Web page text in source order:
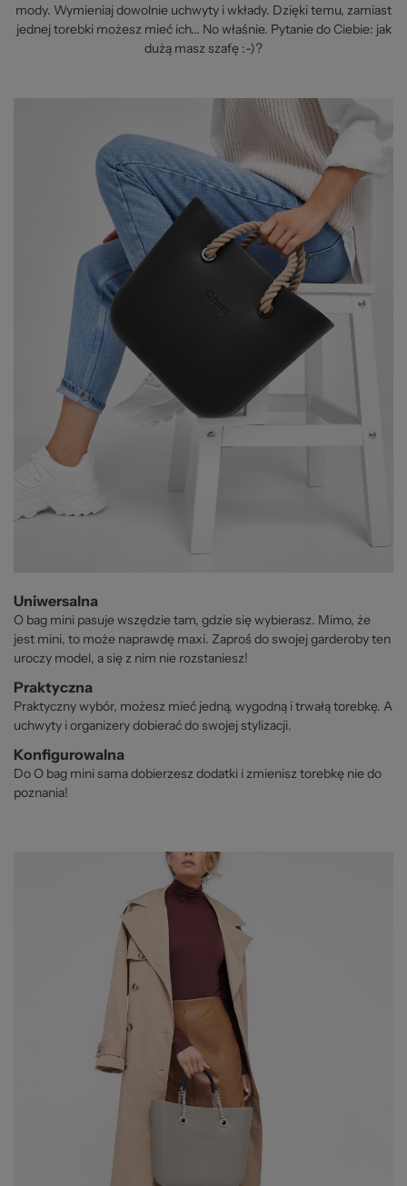
mody. Wymieniaj dowolnie uchwyty i wkłady. Dzięki temu, zamiast
jednej torebki możesz mieć ich... No właśnie. Pytanie do Ciebie: jak
dużą masz szafę :-)?
Uniwersalna
O bag mini pasuje wszędzie tam, gdzie się wybierasz. Mimo, że
jest mini, to może naprawdę maxi. Zaproś do swojej garderoby ten
uroczy model, a się z nim nie rozstaniesz!
Praktyczna
Praktyczny wybór, możesz mieć jedną, wygodną i trwałą torebkę. A
uchwyty i organizery dobierać do swojej stylizacji.
Konfigurowalna
Do O bag mini sama dobierzesz dodatki i zmienisz torebkę nie do
poznania!